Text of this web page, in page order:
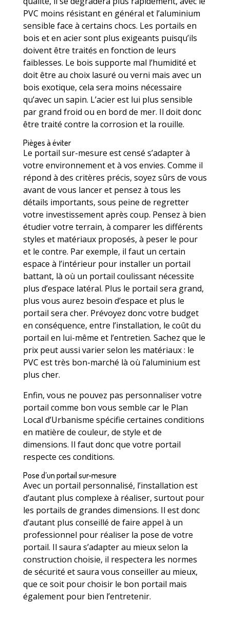
PVC moins résistant en général et l’aluminium
sensible face à certains chocs. Les portails en
bois et en acier sont plus exigeants puisqu’ils
doivent être traités en fonction de leurs
faiblesses. Le bois supporte mal l’humidité et
doit être au choix lasuré ou verni mais avec un
bois exotique, cela sera moins nécessaire
qu’avec un sapin. L’acier est lui plus sensible
par grand froid ou en bord de mer. Il doit donc
être traité contre la corrosion et la rouille.
Pièges à éviter
Le portail sur-mesure est censé s’adapter à
votre environnement et à vos envies. Comme il
répond à des critères précis, soyez sûrs de vous
avant de vous lancer et pensez à tous les
détails importants, sous peine de regretter
votre investissement après coup. Pensez à bien
étudier votre terrain, à comparer les différents
styles et matériaux proposés, à peser le pour
et le contre. Par exemple, il faut un certain
espace à l’intérieur pour installer un portail
battant, là où un portail coulissant nécessite
plus d’espace latéral. Plus le portail sera grand,
plus vous aurez besoin d’espace et plus le
portail sera cher. Prévoyez donc votre budget
en conséquence, entre l’installation, le coût du
portail en lui-même et l’entretien. Sachez que le
prix peut aussi varier selon les matériaux : le
PVC est très bon-marché là où l’aluminium est
plus cher.
Enfin, vous ne pouvez pas personnaliser votre
portail comme bon vous semble car le Plan
Local d’Urbanisme spécifie certaines conditions
en matière de couleur, de style et de
dimensions. Il faut donc que votre portail
respecte ces conditions.
Pose d’un portail sur-mesure
Avec un portail personnalisé, l’installation est
d’autant plus complexe à réaliser, surtout pour
les portails de grandes dimensions. Il est donc
d’autant plus conseillé de faire appel à un
professionnel pour réaliser la pose de votre
portail. Il saura s’adapter au mieux selon la
construction choisie, il respectera les normes
de sécurité et saura vous conseiller au mieux,
que ce soit pour choisir le bon portail mais
également pour bien l’entretenir.